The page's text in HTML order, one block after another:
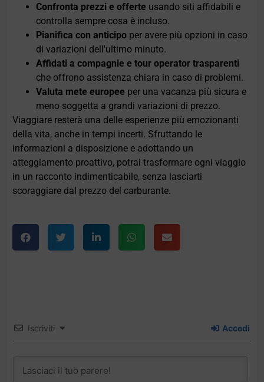
Confronta prezzi e offerte usando siti affidabili e
controlla sempre cosa è incluso.
Pianifica con anticipo per avere più opzioni in caso
di variazioni dell'ultimo minuto.
Affidati a compagnie e tour operator trasparenti
che offrono assistenza chiara in caso di problemi.
Valuta mete europee per una vacanza più sicura e
meno soggetta a grandi variazioni di prezzo.
Viaggiare resterà una delle esperienze più emozionanti
della vita, anche in tempi incerti. Sfruttando le
informazioni a disposizione e adottando un
atteggiamento proattivo, potrai trasformare ogni viaggio
in un racconto indimenticabile, senza lasciarti
scoraggiare dal prezzo del carburante.
Iscriviti Accedi